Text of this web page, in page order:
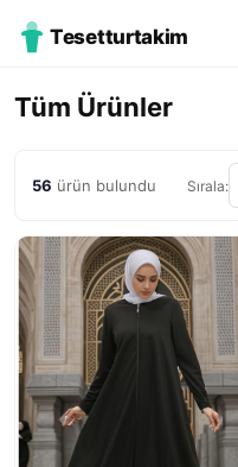
Tesetturtakim
Tüm Ürünler
56 ürün bulundu Sırala: